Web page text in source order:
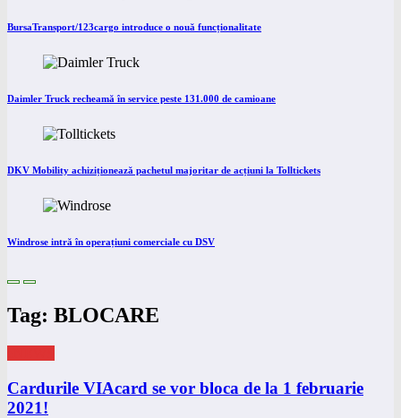
BursaTransport/123cargo introduce o nouă funcționalitate
Daimler Truck recheamă în service peste 131.000 de camioane
DKV Mobility achiziționează pachetul majoritar de acțiuni la Tolltickets
Windrose intră în operațiuni comerciale cu DSV
Tag: BLOCARE
Cardurile VIAcard se vor bloca de la 1 februarie
2021!